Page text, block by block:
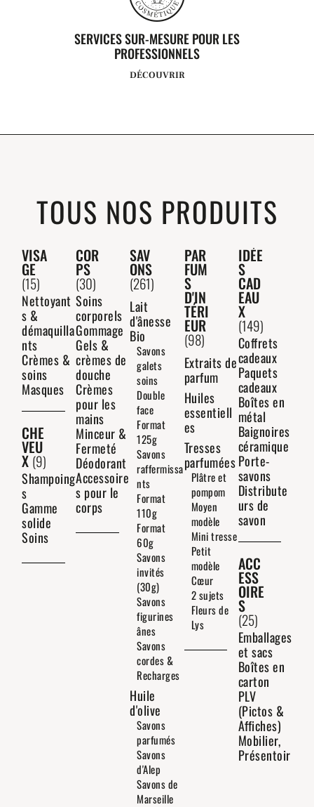
SERVICES SUR-MESURE POUR LES
PROFESSIONNELS
DÉCOUVRIR
TOUS NOS PRODUITS
VISA
GE
(15)
Nettoyant
s &
démaquilla
nts
Crèmes &
soins
Masques
CHE
VEU
X (9)
Shampoing
s
Gamme
solide
Soins
COR
PS
(30)
Soins
corporels
Gommage
Gels &
crèmes de
douche
Crèmes
pour les
mains
Minceur &
Fermeté
Déodorant
Accessoire
s pour le
corps
SAV
ONS
(261)
Lait
d'ânesse
Bio
Savons
galets
soins
Double
face
Format
125g
Savons
raffermissa
nts
Format
110g
Format
60g
Savons
invités
(30g)
Savons
figurines
ânes
Savons
cordes &
Recharges
Huile
d'olive
Savons
parfumés
Savons
d'Alep
Savons de
Marseille
PAR
FUM
S
D'IN
TÉRI
EUR
(98)
Extraits de
parfum
Huiles
essentiell
es
Tresses
parfumées
Plâtre et
pompom
Moyen
modèle
Mini tresse
Petit
modèle
Cœur
2 sujets
Fleurs de
Lys
IDÉE
S
CAD
EAU
X
(149)
Coffrets
cadeaux
Paquets
cadeaux
Boîtes en
métal
Baignoires
céramique
Porte-
savons
Distribute
urs de
savon
ACC
ESS
OIRE
S
(25)
Emballages
et sacs
Boîtes en
carton
PLV
(Pictos &
Affiches)
Mobilier,
Présentoir